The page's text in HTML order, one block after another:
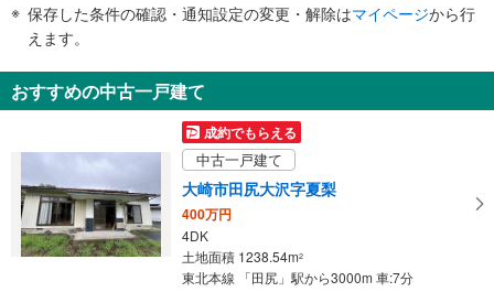
知
を
け
る
・
条
保存した条件の確認・通知設定の変更・解除はマイページから行
えます。
おすすめの中古一戸建て
成約でもらえる
中古一戸建て
大崎市田尻大沢字夏梨
400万円
4DK
土地面積 1238.54m2
東北本線 「田尻」駅から3000m 車:7分